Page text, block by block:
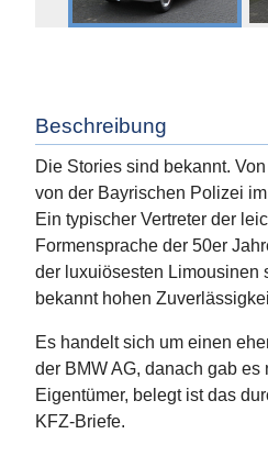
Beschreibung
Die Stories sind bekannt.
von der Bayrischen Polizei
Ein typischer Vertreter der
Formensprache der 50er
der luxuiösesten Limousinen
bekannt hohen
Es handelt sich um einen
der BMW AG, danach gab es
Eigentümer, belegt ist das
KFZ-Briefe.